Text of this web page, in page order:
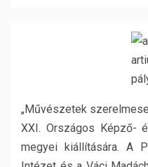
„Művészetek
XXI. Országos Képző-
megyei kiállítására. A